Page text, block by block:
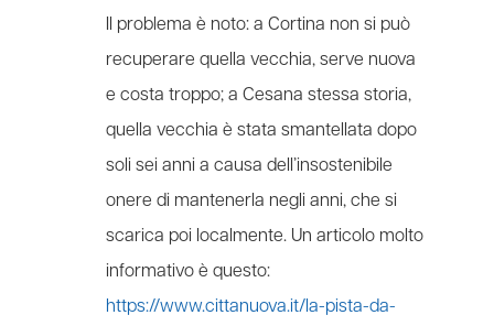
Il problema è noto: a Cortina non si può
recuperare quella vecchia, serve nuova
e costa troppo; a Cesana stessa storia,
quella vecchia è stata smantellata dopo
soli sei anni a causa dell’insostenibile
onere di mantenerla negli anni, che si
scarica poi localmente. Un articolo molto
informativo è questo:
https://www.cittanuova.it/la-pista-da-